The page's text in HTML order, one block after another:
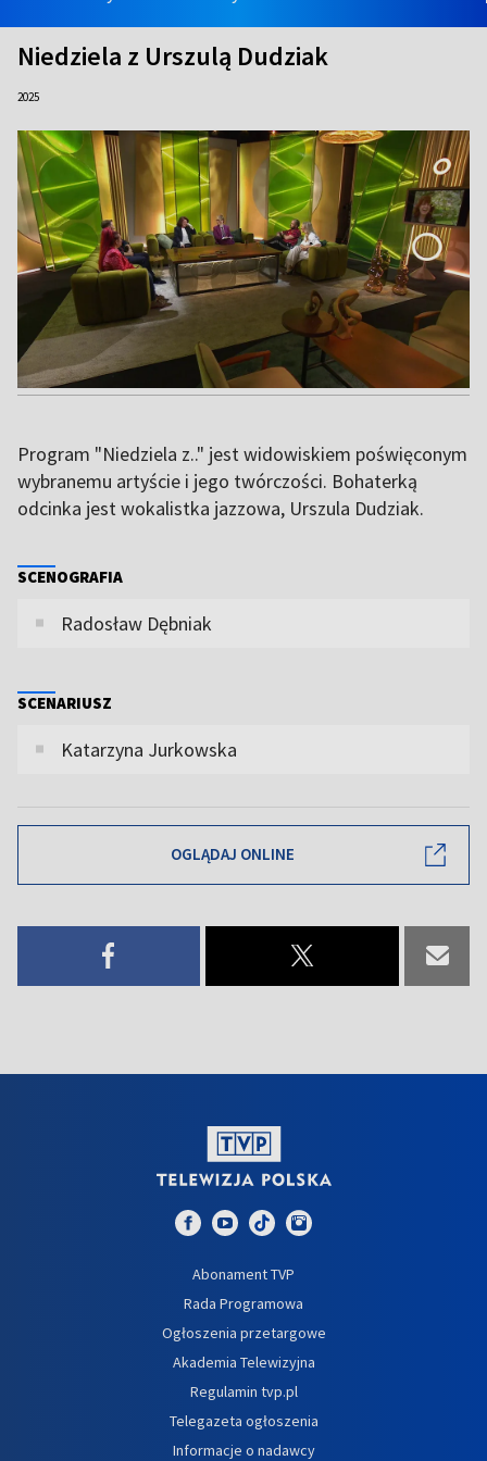
Niedziela z Urszulą Dudziak
2025
Program "Niedziela z.." jest widowiskiem poświęconym
wybranemu artyście i jego twórczości. Bohaterką
odcinka jest wokalistka jazzowa, Urszula Dudziak.
SCENOGRAFIA
Radosław Dębniak
SCENARIUSZ
Katarzyna Jurkowska
OGLĄDAJ ONLINE
Abonament TVP
Rada Programowa
Ogłoszenia przetargowe
Akademia Telewizyjna
Regulamin tvp.pl
Telegazeta ogłoszenia
Informacje o nadawcy